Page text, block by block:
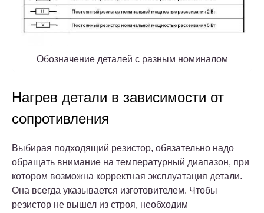
Обозначение деталей с разным номиналом
Нагрев детали в зависимости от
сопротивления
Выбирая подходящий резистор, обязательно надо
обращать внимание на температурный диапазон, при
котором возможна корректная эксплуатация детали.
Она всегда указывается изготовителем. Чтобы
резистор не вышел из строя, необходим